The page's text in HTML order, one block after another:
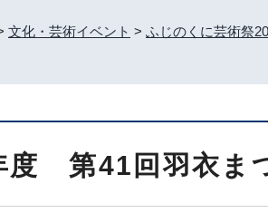
文化・芸術イベント > ふじのくに芸術祭
度 第41回羽衣ま